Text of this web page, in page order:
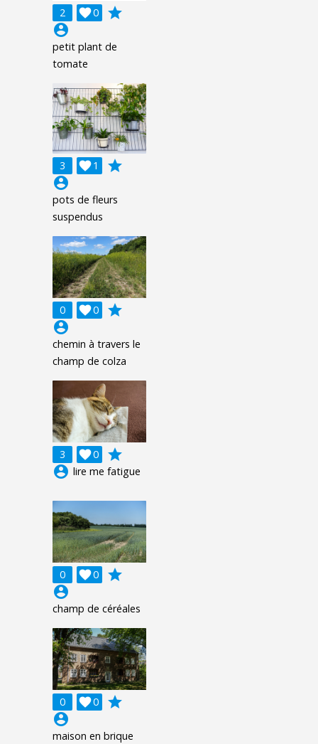
2 0

grade
account_circle
petit plant de
tomate
3 1

grade
account_circle
pots de fleurs
suspendus
0 0

grade
account_circle
chemin à travers le
champ de colza
3 0

grade
account_circle lire me fatigue
0 0

grade
account_circle
champ de céréales
0 0

grade
account_circle
maison en brique